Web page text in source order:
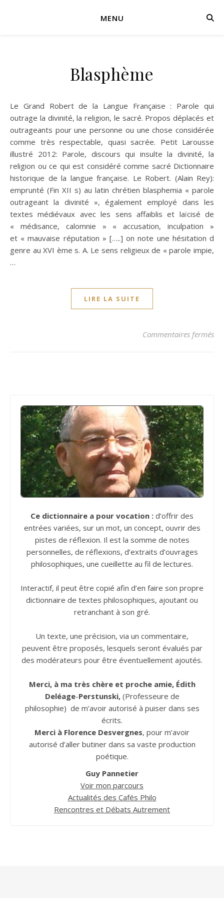
MENU
Blasphème
Le Grand Robert de la Langue Française : Parole qui
outrage la divinité, la religion, le sacré. Propos déplacés et
outrageants pour une personne ou une chose considérée
comme très respectable, quasi sacrée. Petit Larousse
illustré 2012: Parole, discours qui insulte la divinité, la
religion ou ce qui est considéré comme sacré Dictionnaire
historique de la langue française. Le Robert. (Alain Rey):
emprunté (Fin XII s) au latin chrétien blasphemia « parole
outrageant la divinité », également employé dans les
textes médiévaux avec les sens affaiblis et laïcisé de
« médisance, calomnie » « accusation, inculpation »
et « mauvaise réputation » […..] on note une hésitation d
genre au XVI ème s. A. Le sens religieux de « parole impie,
…
LIRE LA SUITE
Commentaires fermés
Ce dictionnaire a pour vocation : d’offrir des
entrées variées, sur un mot, un concept, ouvrir des
pistes de réflexion. Il est la somme de notes
personnelles, de réflexions, d’extraits d’ouvrages
philosophiques, une cueillette au fil de lectures.
Interactif, il peut être copié afin d’en faire son propre
dictionnaire de textes philosophiques, ajoutant ou
retranchant à son gré.
Un texte, une précision, via un commentaire,
peuvent être proposés, lesquels seront évalués par
des modérateurs pour être éventuellement ajoutés.
Merci, à ma très chère et proche amie, Édith
Deléage-Perstunski,(Professeure de
philosophie) de m’avoir autorisé à puiser dans ses
écrits.
Merci à Florence Desvergnes, pour m’avoir
autorisé d’aller butiner dans sa vaste production
poétique.
Guy Pannetier
Voir mon parcours
Actualités des Cafés Philo
Rencontres et Débats Autrement